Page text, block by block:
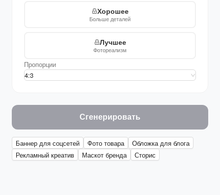
Хорошее
Больше деталей
Лучшее
Фотореализм
Пропорции
4:3
Сгенерировать
Баннер для соцсетей Фото товара
Обложка для блога
Рекламный креатив
Маскот бренда Сторис